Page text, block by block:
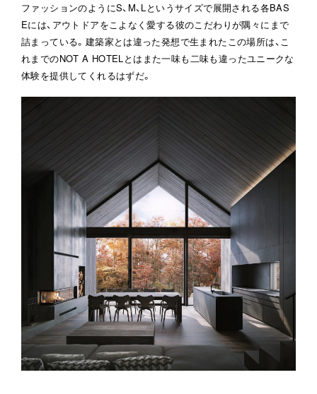
ファッションのようにS、M、Lというサイズで展開される各BAS
Eには、アウトドアをこよなく愛する彼のこだわりが隅々にまで
詰まっている。建築家とは違った発想で生まれたこの場所は、こ
れまでのNOT A HOTELとはまた一味も二味も違ったユニークな
体験を提供してくれるはずだ。